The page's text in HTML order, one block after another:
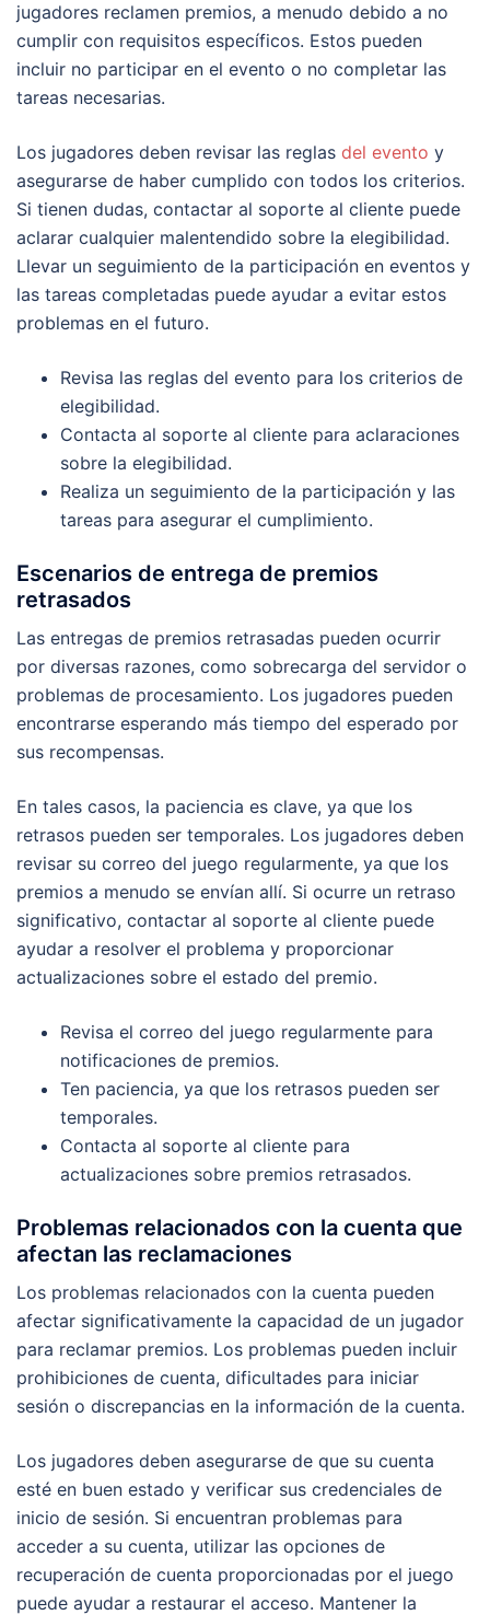
jugadores reclamen premios, a menudo debido a no
cumplir con requisitos específicos. Estos pueden
incluir no participar en el evento o no completar las
tareas necesarias.
Los jugadores deben revisar las reglas del evento y
asegurarse de haber cumplido con todos los criterios.
Si tienen dudas, contactar al soporte al cliente puede
aclarar cualquier malentendido sobre la elegibilidad.
Llevar un seguimiento de la participación en eventos y
las tareas completadas puede ayudar a evitar estos
problemas en el futuro.
Revisa las reglas del evento para los criterios de
elegibilidad.
Contacta al soporte al cliente para aclaraciones
sobre la elegibilidad.
Realiza un seguimiento de la participación y las
tareas para asegurar el cumplimiento.
Escenarios de entrega de premios
retrasados
Las entregas de premios retrasadas pueden ocurrir
por diversas razones, como sobrecarga del servidor o
problemas de procesamiento. Los jugadores pueden
encontrarse esperando más tiempo del esperado por
sus recompensas.
En tales casos, la paciencia es clave, ya que los
retrasos pueden ser temporales. Los jugadores deben
revisar su correo del juego regularmente, ya que los
premios a menudo se envían allí. Si ocurre un retraso
significativo, contactar al soporte al cliente puede
ayudar a resolver el problema y proporcionar
actualizaciones sobre el estado del premio.
Revisa el correo del juego regularmente para
notificaciones de premios.
Ten paciencia, ya que los retrasos pueden ser
temporales.
Contacta al soporte al cliente para
actualizaciones sobre premios retrasados.
Problemas relacionados con la cuenta que
afectan las reclamaciones
Los problemas relacionados con la cuenta pueden
afectar significativamente la capacidad de un jugador
para reclamar premios. Los problemas pueden incluir
prohibiciones de cuenta, dificultades para iniciar
sesión o discrepancias en la información de la cuenta.
Los jugadores deben asegurarse de que su cuenta
esté en buen estado y verificar sus credenciales de
inicio de sesión. Si encuentran problemas para
acceder a su cuenta, utilizar las opciones de
recuperación de cuenta proporcionadas por el juego
puede ayudar a restaurar el acceso. Mantener la